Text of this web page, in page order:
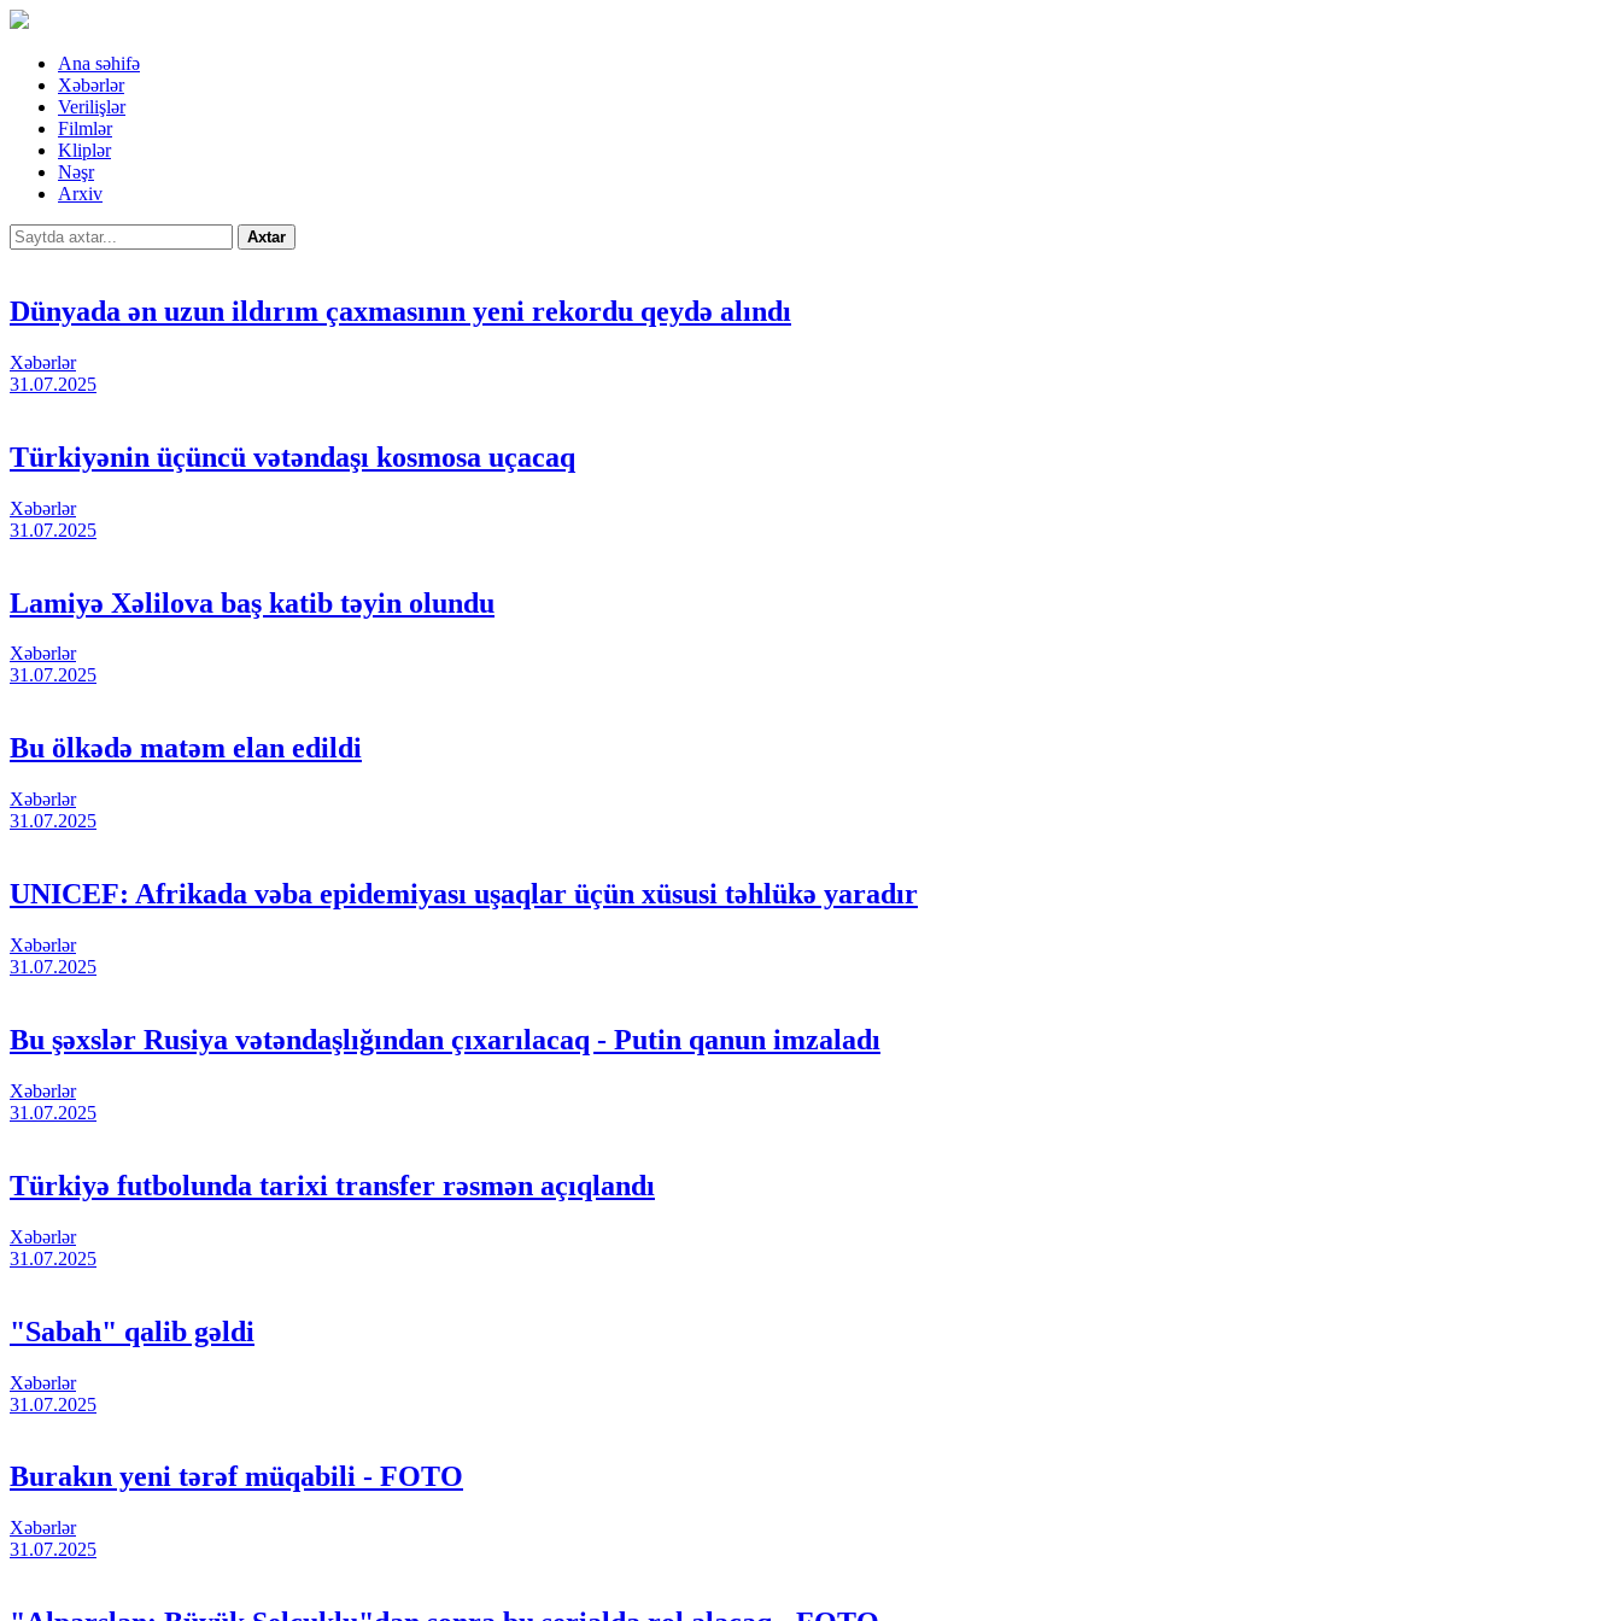
Ana səhifə
Xəbərlər
Verilişlər
Filmlər
Kliplər
Nəşr
Arxiv
Axtar
Dünyada ən uzun ildırım çaxmasının yeni rekordu qeydə alındı
Xəbərlər
31.07.2025
Türkiyənin üçüncü vətəndaşı kosmosa uçacaq
Xəbərlər
31.07.2025
Lamiyə Xəlilova baş katib təyin olundu
Xəbərlər
31.07.2025
Bu ölkədə matəm elan edildi
Xəbərlər
31.07.2025
UNICEF: Afrikada vəba epidemiyası uşaqlar üçün xüsusi təhlükə yaradır
Xəbərlər
31.07.2025
Bu şəxslər Rusiya vətəndaşlığından çıxarılacaq - Putin qanun imzaladı
Xəbərlər
31.07.2025
Türkiyə futbolunda tarixi transfer rəsmən açıqlandı
Xəbərlər
31.07.2025
"Sabah" qalib gəldi
Xəbərlər
31.07.2025
Burakın yeni tərəf müqabili - FOTO
Xəbərlər
31.07.2025